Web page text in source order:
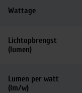
Wattage
Lichtopbrengst
(lumen)
Lumen per watt
(lm/w)